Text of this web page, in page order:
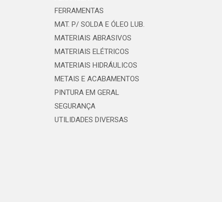
FERRAMENTAS
MAT. P/ SOLDA E ÓLEO LUB.
MATERIAIS ABRASIVOS
MATERIAIS ELÉTRICOS
MATERIAIS HIDRÁULICOS
METAIS E ACABAMENTOS
PINTURA EM GERAL
SEGURANÇA
UTILIDADES DIVERSAS